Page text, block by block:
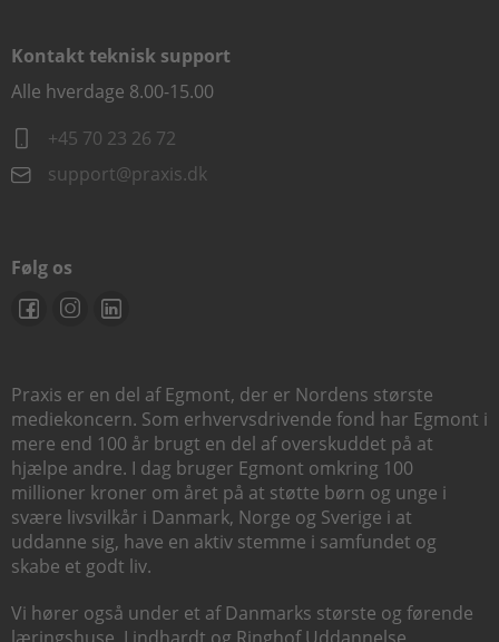
Kontakt teknisk support
Alle hverdage 8.00-15.00
+45 70 23 26 72
support@praxis.dk
Følg os
Praxis er en del af Egmont, der er Nordens største
mediekoncern. Som erhvervsdrivende fond har Egmont i
mere end 100 år brugt en del af overskuddet på at
hjælpe andre. I dag bruger Egmont omkring 100
millioner kroner om året på at støtte børn og unge i
svære livsvilkår i Danmark, Norge og Sverige i at
uddanne sig, have en aktiv stemme i samfundet og
skabe et godt liv.
Vi hører også under et af Danmarks største og førende